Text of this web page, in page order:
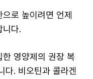
로 높이려면 언제
니다.
영양제의 권장 복
다. 비오틴과 콜라겐